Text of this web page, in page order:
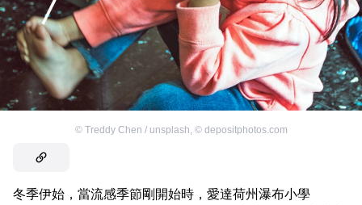
© Treddy Chen / unsplash © depositphotos.com
冬季伊始，當流感季節剛開始時，愛達荷州瀑布小學